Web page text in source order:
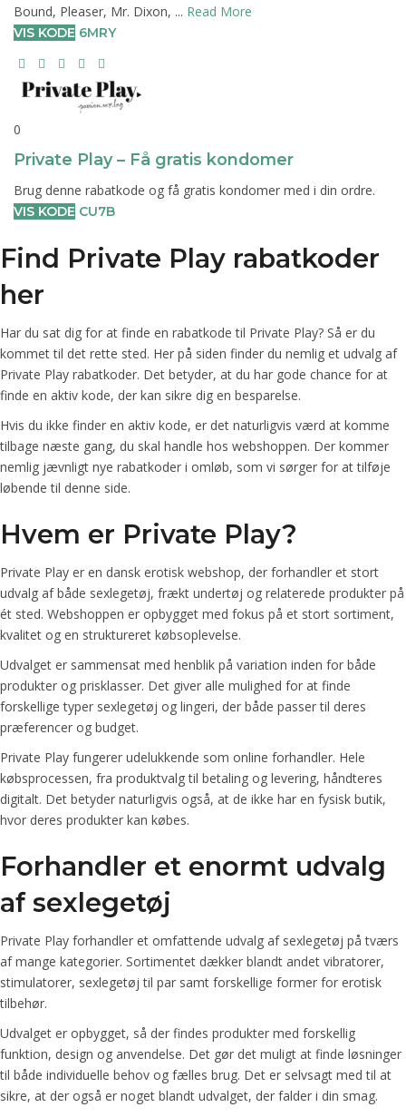
Bound, Pleaser, Mr. Dixon, ... Read More
VIS KODE 6MRY
0
Private Play – Få gratis kondomer
Brug denne rabatkode og få gratis kondomer med i din ordre.
VIS KODE CU7B
Find Private Play rabatkoder
her
Har du sat dig for at finde en rabatkode til Private Play? Så er du
kommet til det rette sted. Her på siden finder du nemlig et udvalg af
Private Play rabatkoder. Det betyder, at du har gode chance for at
finde en aktiv kode, der kan sikre dig en besparelse.
Hvis du ikke finder en aktiv kode, er det naturligvis værd at komme
tilbage næste gang, du skal handle hos webshoppen. Der kommer
nemlig jævnligt nye rabatkoder i omløb, som vi sørger for at tilføje
løbende til denne side.
Hvem er Private Play?
Private Play er en dansk erotisk webshop, der forhandler et stort
udvalg af både sexlegetøj, frækt undertøj og relaterede produkter på
ét sted. Webshoppen er opbygget med fokus på et stort sortiment,
kvalitet og en struktureret købsoplevelse.
Udvalget er sammensat med henblik på variation inden for både
produkter og prisklasser. Det giver alle mulighed for at finde
forskellige typer sexlegetøj og lingeri, der både passer til deres
præferencer og budget.
Private Play fungerer udelukkende som online forhandler. Hele
købsprocessen, fra produktvalg til betaling og levering, håndteres
digitalt. Det betyder naturligvis også, at de ikke har en fysisk butik,
hvor deres produkter kan købes.
Forhandler et enormt udvalg
af sexlegetøj
Private Play forhandler et omfattende udvalg af sexlegetøj på tværs
af mange kategorier. Sortimentet dækker blandt andet vibratorer,
stimulatorer, sexlegetøj til par samt forskellige former for erotisk
tilbehør.
Udvalget er opbygget, så der findes produkter med forskellig
funktion, design og anvendelse. Det gør det muligt at finde løsninger
til både individuelle behov og fælles brug. Det er selvsagt med til at
sikre, at der også er noget blandt udvalget, der falder i din smag.